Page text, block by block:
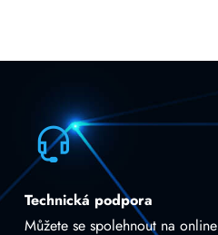
Technická podpora
Můžete se spolehnout na online